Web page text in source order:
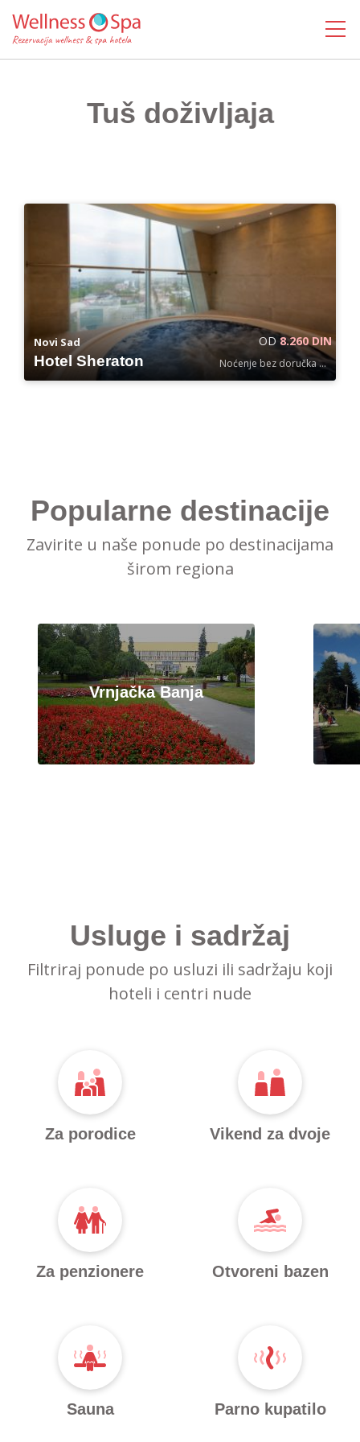
Tuš doživljaja
Novi Sad
Hotel Sheraton
OD 8.260 DIN
Noćenje bez doručka po osobi
Popularne destinacije
Zavirite u naše ponude po destinacijama
širom regiona
Vrnjačka Banja
Usluge i sadržaj
Filtriraj ponude po usluzi ili sadržaju koji
hoteli i centri nude
Za porodice Vikend za dvoje
Za penzionere Otvoreni bazen
Sauna Parno kupatilo